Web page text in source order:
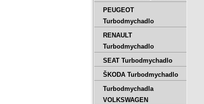
PEUGEOT
Turbodmychadlo
RENAULT
Turbodmychadlo
SEAT Turbodmychadlo
ŠKODA Turbodmychadlo
Turbodmychadla
VOLKSWAGEN